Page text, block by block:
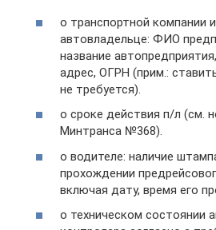
о транспортной компании
автовладельце: ФИО
название
адрес, ОГРН (прим.:
не требуется).
о сроке действия п/л (см.
Минтранса №368).
о водителе: наличие
прохождении
включая дату, время его
о техническом состоянии